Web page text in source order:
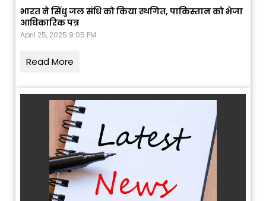
भारत ने सिंधु जल संधि को किया स्थगित, पाकिस्तान को भेजा
आधिकारिक पत्र
April 25, 2025 9:05 PM
Read More